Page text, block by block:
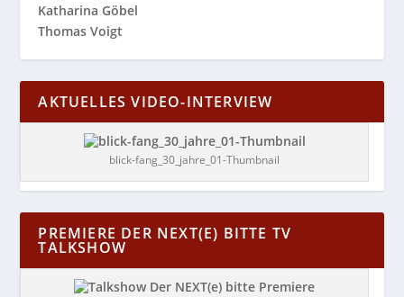
Katharina Göbel
Thomas Voigt
AKTUELLES VIDEO-INTERVIEW
blick-fang_30_jahre_01-Thumbnail
PREMIERE DER NEXT(E) BITTE TV
TALKSHOW